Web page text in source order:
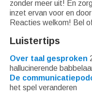
zonder meer uit! En
inzet ervan voor en
Reacties welkom! Bel
Luistertips
Over taal gesproken
hallucinerende
De
het spel veranderen